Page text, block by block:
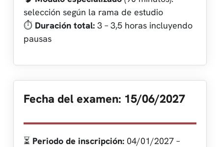
selección según la rama de estudio
⏱️ Duración total: 3 – 3,5 horas incluyendo
pausas
Fecha del examen: 15/06/2027
⏳ Periodo de inscripción: 04/01/2027 –